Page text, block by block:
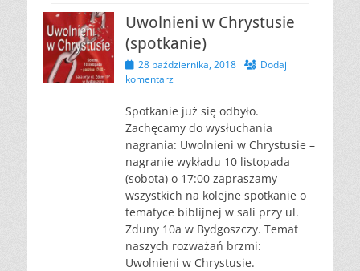
Uwolnieni w Chrystusie
(spotkanie)
Opublikowano
28 października, 2018
Dodaj
komentarz
Spotkanie już się odbyło.
Zachęcamy do wysłuchania
nagrania: Uwolnieni w Chrystusie –
nagranie wykładu 10 listopada
(sobota) o 17:00 zapraszamy
wszystkich na kolejne spotkanie o
tematyce biblijnej w sali przy ul.
Zduny 10a w Bydgoszczy. Temat
naszych rozważań brzmi:
Uwolnieni w Chrystusie.